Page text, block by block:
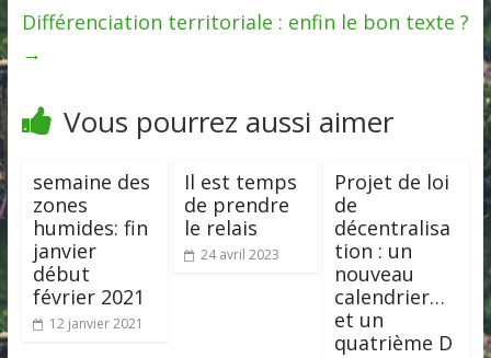
Différenciation territoriale : enfin le bon texte ?
→
Vous pourrez aussi aimer
semaine des
zones
humides: fin
janvier
début
février 2021
12 janvier 2021
Il est temps
de prendre
le relais
24 avril 2023
Projet de loi
de
décentralisa
tion : un
nouveau
calendrier…
et un
quatrième D